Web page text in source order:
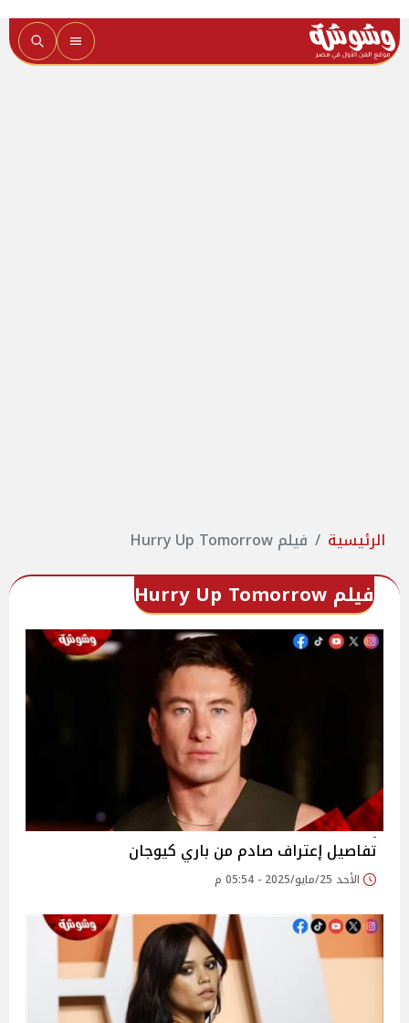
الرئيسية فيلم Hurry Up Tomorrow
فيلم Hurry Up Tomorrow
تفاصيل إعتراف صادم من باري كيوجان
الأحد 25/مايو/2025 - 05:54 م